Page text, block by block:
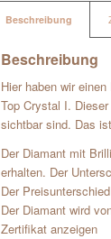
Beschreibung
Beschreibung
Hier haben wir
Top Crystal I.
sichtbar sind. Das
Der Diamant mit
erhalten. Der
Der
Der Diamant wird
Zertifikat anzeigen